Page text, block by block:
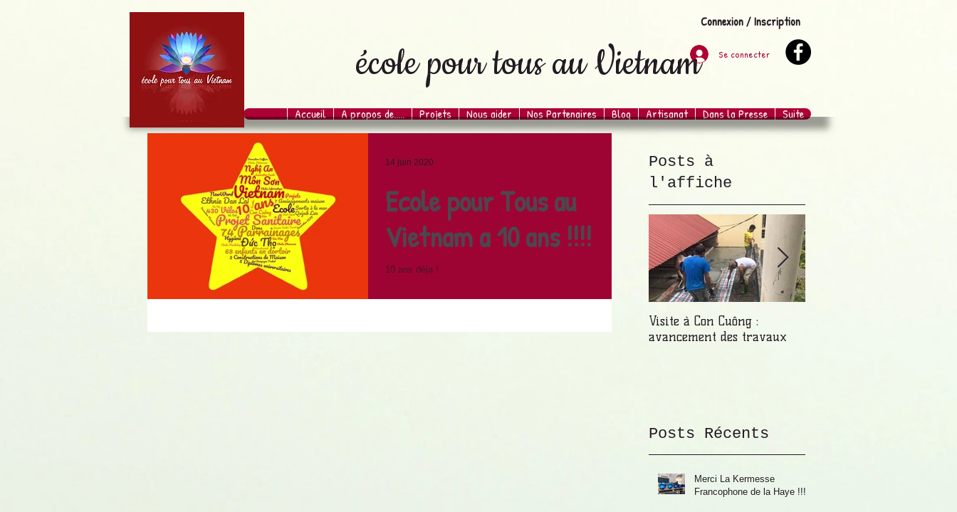
école pour tous au Vietnam
Connexion / Inscription
Se connecter
Accueil A propos de..... Projets Nous aider Nos Partenaires Blog Artisanat Dans la Presse Suite
Ecole pour Tous au
Vietnam a 10 ans !!!!
10 ans déja !
14 juin 2020
Posts à
l'affiche
Visite à Con Cuông :
avancement des travaux
Posts Récents
Merci La Kermesse
Francophone de la Haye !!!